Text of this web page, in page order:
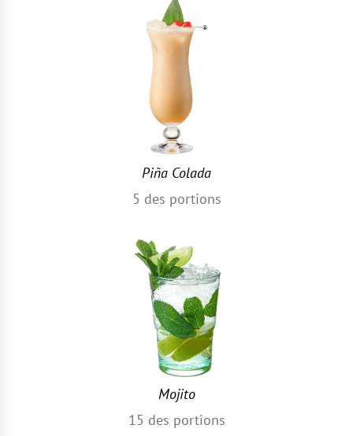
Piña Colada
5 des portions
Mojito
15 des portions